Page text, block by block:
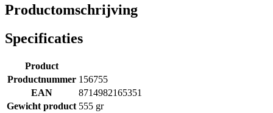
Productomschrijving
Specificaties
Product
Productnummer 156755
EAN
8714982165351
Gewicht product 555 gr